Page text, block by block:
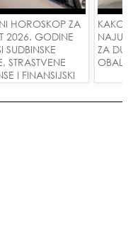
HOROSKOP ZA
2026. GODINE
SUDBINSKE
STRASTVENE
I FINANSIJSKI
KAKO
ZA